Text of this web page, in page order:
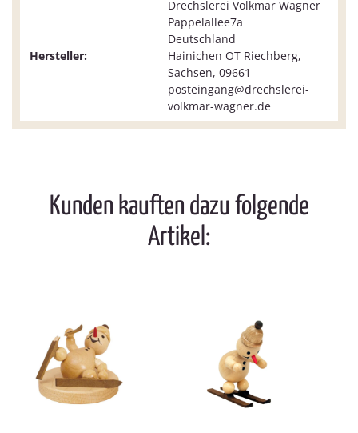
Hersteller:
Drechslerei Volkmar Wagner
Pappelallee7a
Deutschland
Hainichen OT Riechberg,
Sachsen, 09661
posteingang@drechslerei-
volkmar-wagner.de
Kunden kauften dazu folgende
Artikel: